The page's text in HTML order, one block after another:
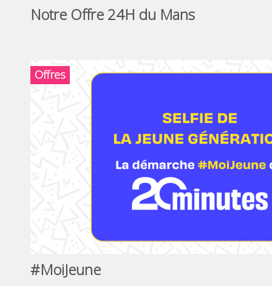
Notre Offre 24H du Mans
Offres
#MoiJeune